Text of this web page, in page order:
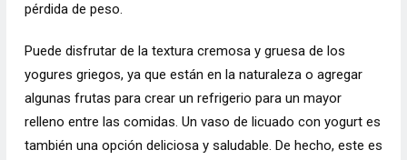
pérdida de peso.
Puede disfrutar de la textura cremosa y gruesa de los
yogures griegos, ya que están en la naturaleza o agregar
algunas frutas para crear un refrigerio para un mayor
relleno entre las comidas. Un vaso de licuado con yogurt es
también una opción deliciosa y saludable. De hecho, este es